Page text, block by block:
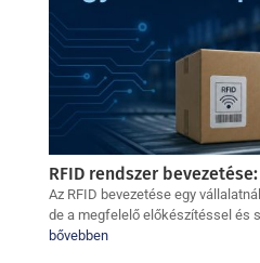
RFID rendszer
Az RFID bevezetése egy
de a megfelelő előkészítéssel és
bővebben